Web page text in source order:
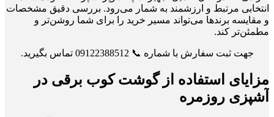
انتخابی مرتبط و ارزشمند به شمار می‌رود. بررسی دقیق مشخصات
و مقایسه برندها می‌تواند مسیر خرید را برای شما روشن‌تر و
مطمئن‌تر کند.
جهت ثبت سفارش با شماره 📞 09122388512 تماس بگیرید.
مزایای استفاده از گوشت کوب برقی در
آشپزی روزمره